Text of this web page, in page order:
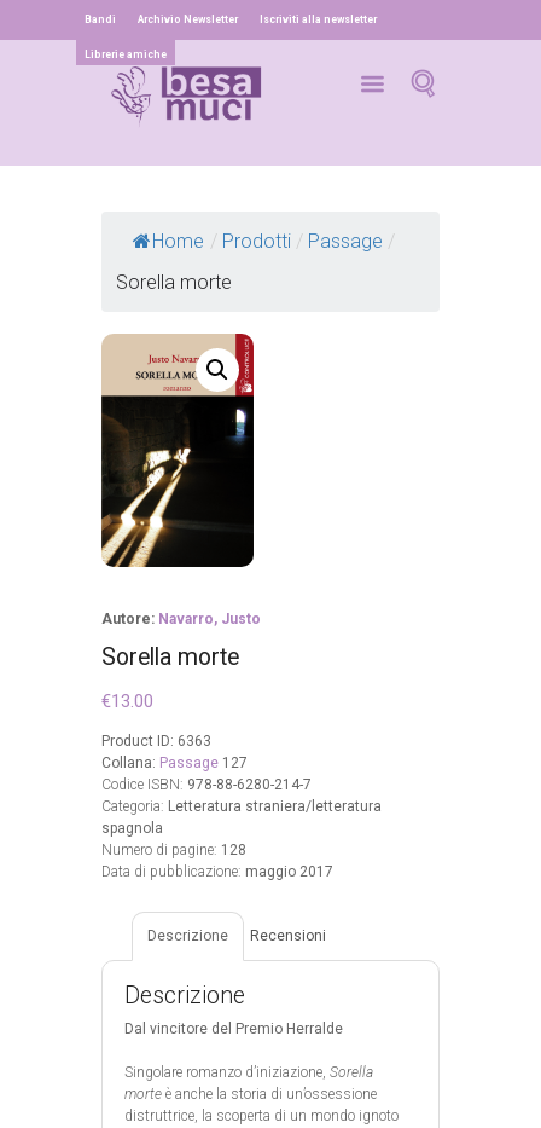
Bandi Archivio Newsletter Iscriviti alla newsletter
Librerie amiche
Home / Prodotti / Passage /
Sorella morte
Autore: Navarro, Justo
Sorella morte
€13.00
Product ID: 6363
Collana: Passage 127
Codice ISBN: 978-88-6280-214-7
Categoria: Letteratura straniera/letteratura
spagnola
Numero di pagine: 128
Data di pubblicazione: maggio 2017
Descrizione Recensioni
Descrizione
Dal vincitore del Premio Herralde
Singolare romanzo d’iniziazione, Sorella
morte è anche la storia di un’ossessione
distruttrice, la scoperta di un mondo ignoto